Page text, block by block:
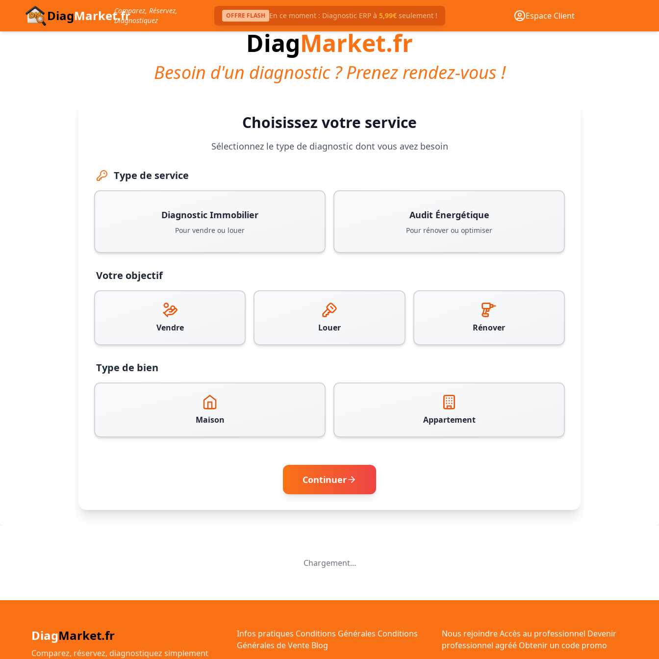
DiagMarket.frComparez, Réservez,
Diagnostiquez
OFFRE FLASH En ce moment : Diagnostic ERP à 5,99€seulement ! Espace Client
DiagMarket.fr
Besoin d'un diagnostic ? Prenez rendez-vous !
Choisissez votre service
Sélectionnez le type de diagnostic dont vous avez besoin
Type de service
Diagnostic Immobilier
Pour vendre ou louer
Audit Énergétique
Pour rénover ou optimiser
Votre objectif
Vendre Louer Rénover
Type de bien
Maison Appartement
Continuer
Chargement...
DiagMarket.fr
Comparez, réservez, diagnostiquez simplement
Infos pratiques Conditions Générales Conditions
Générales de Vente Blog
Nous rejoindreAccès au professionnel Devenir
professionnel agréé Obtenir un code promo